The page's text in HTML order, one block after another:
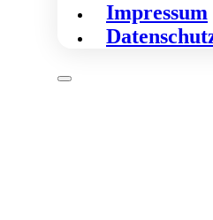
Impressum